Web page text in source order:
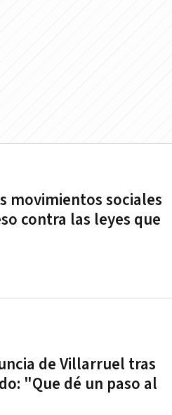
movimientos sociales
contra las leyes que
de Villarruel tras
"Que dé un paso al